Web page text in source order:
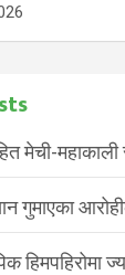
मेची-
गुमाएका
हिमपहिरोमा